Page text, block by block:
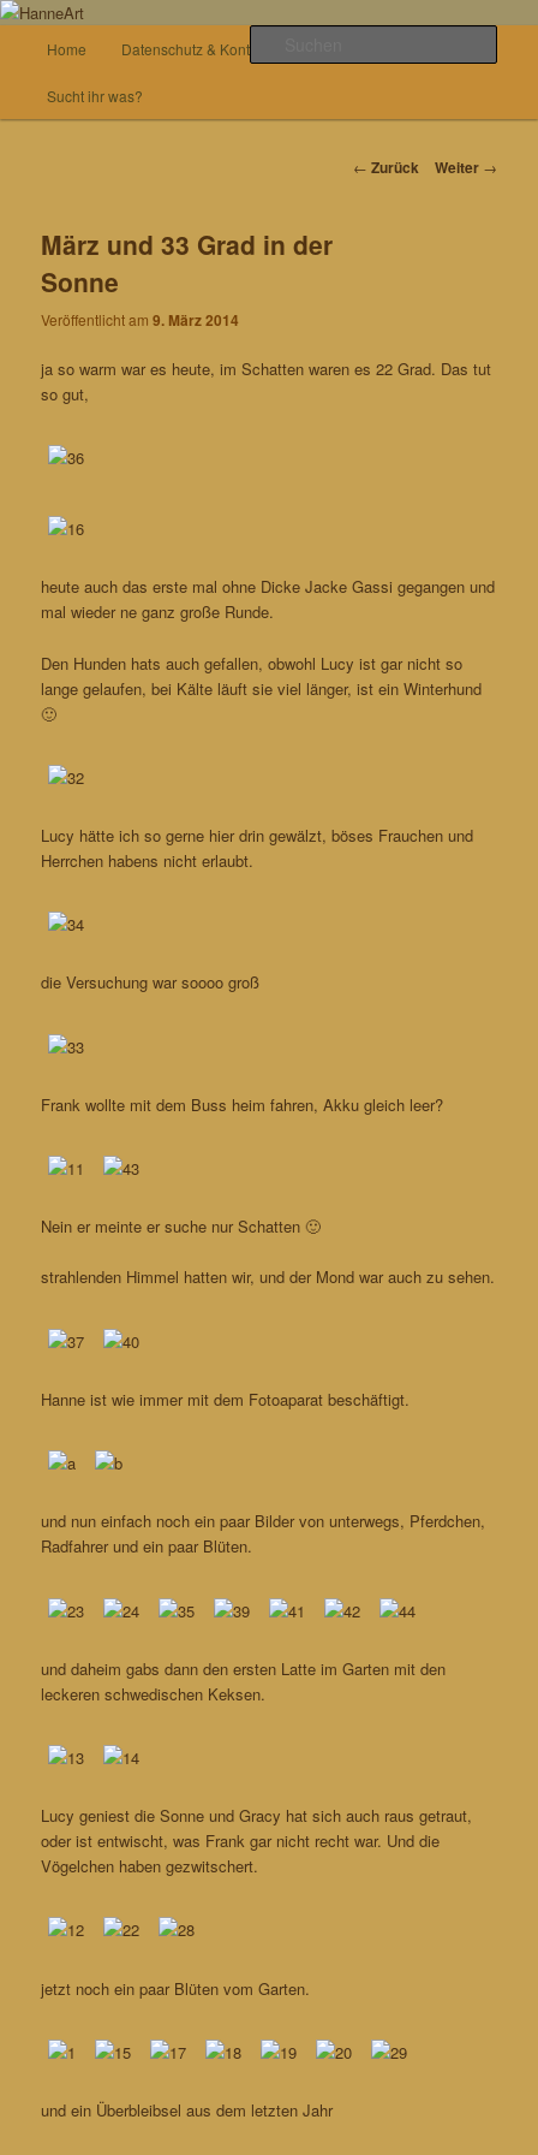
Zum
wechseln
HanneArt
von allem etwas
Home Datenschutz & Kontakt
Sucht ihr was?
Beitrags-
← Zurück Weiter →
März und 33 Grad in der
Sonne
Veröffentlicht am9. März 2014
ja so warm war es heute, im Schatten waren es 22 Grad. Das tut
so gut,
heute auch das erste mal ohne Dicke Jacke Gassi gegangen und
mal wieder ne ganz große Runde.
Den Hunden hats auch gefallen, obwohl Lucy ist gar nicht so
lange gelaufen, bei Kälte läuft sie viel länger, ist ein Winterhund
🙂
Lucy hätte ich so gerne hier drin gewälzt, böses Frauchen und
Herrchen habens nicht erlaubt.
die Versuchung war soooo groß
Frank wollte mit dem Buss heim fahren, Akku gleich leer?
Nein er meinte er suche nur Schatten 🙂
strahlenden Himmel hatten wir, und der Mond war auch zu sehen.
Hanne ist wie immer mit dem Fotoaparat beschäftigt.
und nun einfach noch ein paar Bilder von unterwegs, Pferdchen,
Radfahrer und ein paar Blüten.
und daheim gabs dann den ersten Latte im Garten mit den
leckeren schwedischen Keksen.
Lucy geniest die Sonne und Gracy hat sich auch raus getraut,
oder ist entwischt, was Frank gar nicht recht war. Und die
Vögelchen haben gezwitschert.
jetzt noch ein paar Blüten vom Garten.
und ein Überbleibsel aus dem letzten Jahr